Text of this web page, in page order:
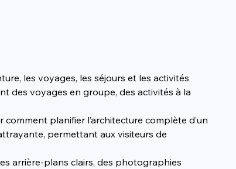
les voyages, les séjours et les activités
des voyages en groupe, des activités à la
comment planifier l’architecture complète d’un
permettant aux visiteurs de
arrière-plans clairs, des photographies